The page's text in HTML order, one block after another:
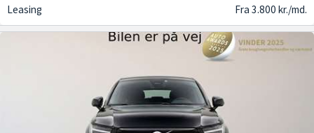
Leasing
Fra 3.800 kr./md.